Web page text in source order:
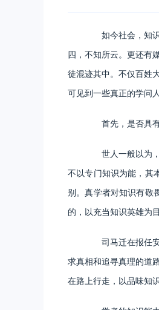
如今社会，知识
四，不知所云。更还有
徒混迹其中。不仅百姓
可见到一些真正的学问
首先，是否具有
世人一般以为，
不以专门知识为能，其
别。真学者对知识有敬
的，以充当知识英雄为
司马迁在报任安
求真相和追寻真理的道
在路上行走，以品味知